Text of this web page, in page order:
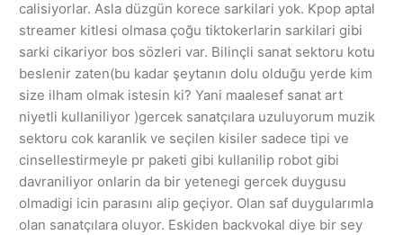
calisiyorlar. Asla düzgün korece sarkilari yok. Kpop aptal
streamer kitlesi olmasa çoğu tiktokerlarin sarkilari gibi
sarki cikariyor bos sözleri var. Bilinçli sanat sektoru kotu
beslenir zaten(bu kadar şeytanın dolu olduğu yerde kim
size ilham olmak istesin ki? Yani maalesef sanat art
niyetli kullaniliyor )gercek sanatçılara uzuluyorum muzik
sektoru cok karanlik ve seçilen kisiler sadece tipi ve
cinsellestirmeyle pr paketi gibi kullanilip robot gibi
davraniliyor onlarin da bir yetenegi gercek duygusu
olmadigi icin parasını alip geçiyor. Olan saf duygularımla
olan sanatçılara oluyor. Eskiden backvokal diye bir sey